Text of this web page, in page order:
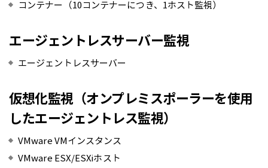
コンテナー（10コンテナーにつき、1ホスト監視）
エージェントレスサーバー監視
エージェントレスサーバー
仮想化監視（オンプレミスポーラーを使用
したエージェントレス監視）
VMware VMインスタンス
VMware ESX/ESXiホスト